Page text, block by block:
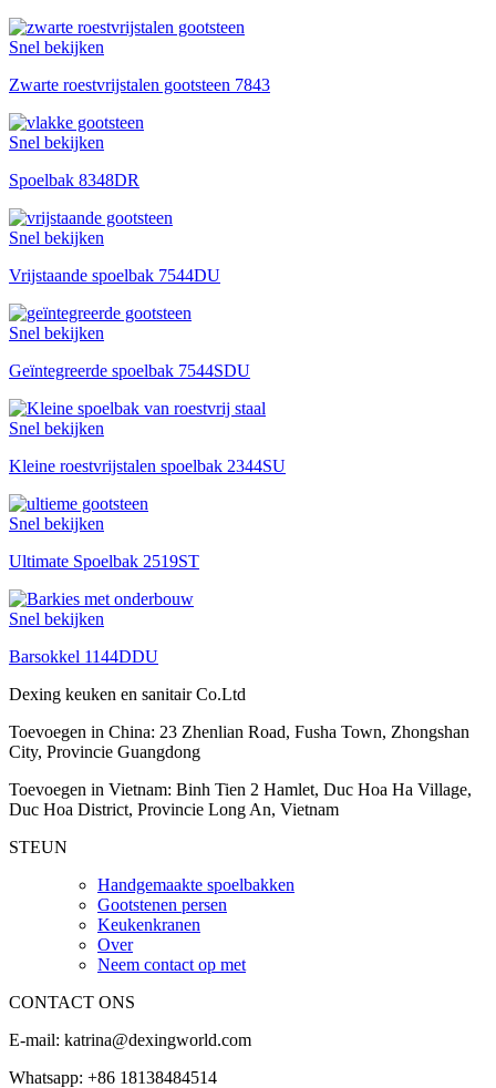
Snel bekijken
Zwarte roestvrijstalen gootsteen 7843
Snel bekijken
Spoelbak 8348DR
Snel bekijken
Vrijstaande spoelbak 7544DU
Snel bekijken
Geïntegreerde spoelbak 7544SDU
Snel bekijken
Kleine roestvrijstalen spoelbak 2344SU
Snel bekijken
Ultimate Spoelbak 2519ST
Snel bekijken
Barsokkel 1144DDU
Dexing keuken en sanitair Co.Ltd
Toevoegen in China: 23 Zhenlian Road, Fusha Town, Zhongshan
City, Provincie Guangdong
Toevoegen in Vietnam: Binh Tien 2 Hamlet, Duc Hoa Ha Village,
Duc Hoa District, Provincie Long An, Vietnam
STEUN
Handgemaakte spoelbakken
Gootstenen persen
Keukenkranen
Over
Neem contact op met
CONTACT ONS
E-mail: katrina@dexingworld.com
Whatsapp: +86 18138484514